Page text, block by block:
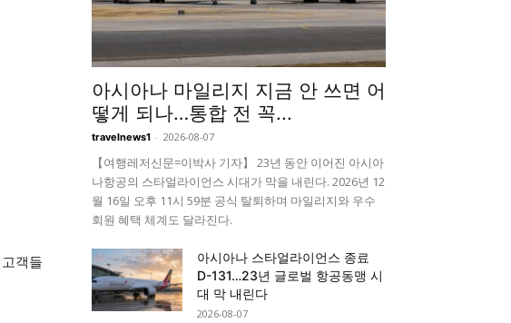
객들
아시아나 마일리지 지금 안 쓰면 어
떻게 되나…통합 전 꼭...
travelnews1 - 2026-08-07
【여행레저신문=이박사 기자】 23년 동안 이어진 아시아
나항공의 스타얼라이언스 시대가 막을 내린다. 2026년 12
월 16일 오후 11시 59분 공식 탈퇴하며 마일리지와 우수
회원 혜택 체계도 달라진다.
아시아나 스타얼라이언스 종료
D-131…23년 글로벌 항공동맹 시
대 막 내린다
2026-08-07